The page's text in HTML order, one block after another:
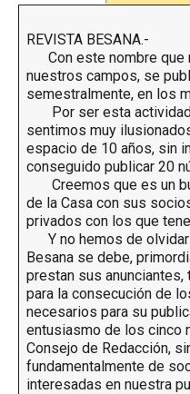
REVISTA BESANA.-
Con este nombre que
nuestros campos, se
semestralmente, en los
Por ser esta actividad
sentimos muy
espacio de 10 años, sin
conseguido publicar 20
Creemos que es un
de la Casa con sus
privados con los que
Y no hemos de olvidar
Besana se debe,
prestan sus
para la consecución de
necesarios para su
entusiasmo de los cinco
Consejo de Redacción,
fundamentalmente de
interesadas en nuestra